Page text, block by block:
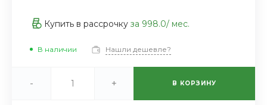
Купить в рассрочку за 998.0/ мес.
В наличии Нашли дешевле?
- + В КОРЗИНУ